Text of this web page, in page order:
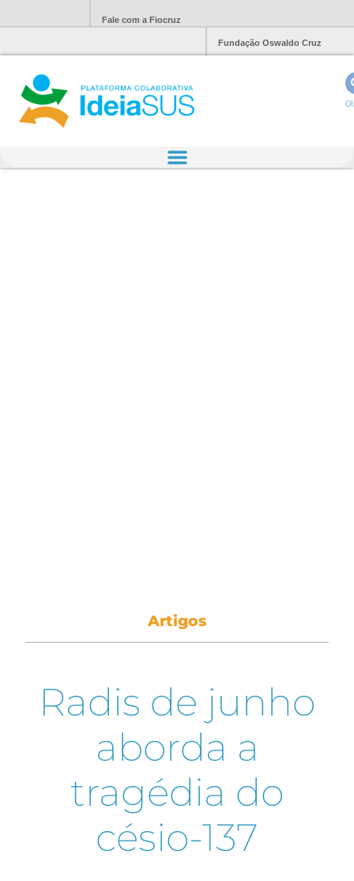
Fale com a Fiocruz
Fundação Oswaldo Cruz
Artigos
Radis de junho
aborda a
tragédia do
césio-137